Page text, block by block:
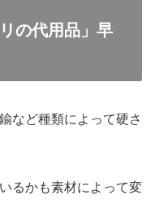
の代用品」早
など種類によって硬さ
るかも素材によって変